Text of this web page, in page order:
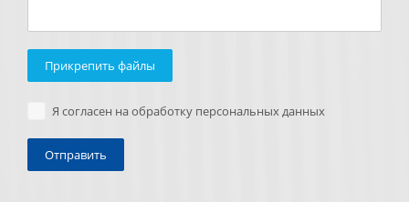
Прикрепить файлы
Я согласен на обработку персональных данных